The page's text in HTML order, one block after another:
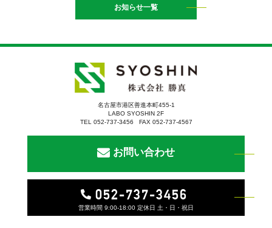
お知らせ一覧
名古屋市港区善進本町455-1
LABO SYOSHIN 2F
TEL 052-737-3456 FAX 052-737-4567
お問い合わせ
052-737-3456
営業時間 9:00-18:00 定休日 土・日・祝日